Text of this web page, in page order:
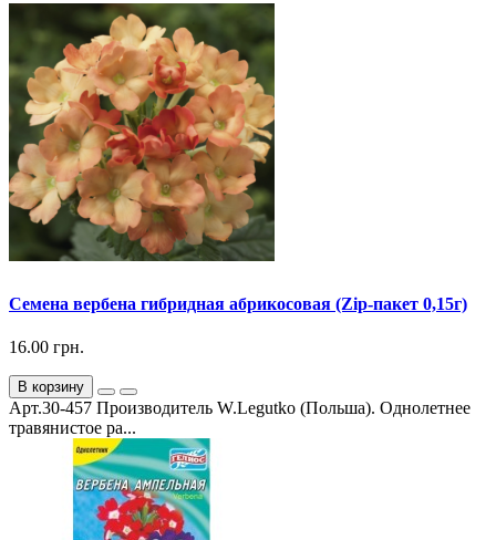
Семена вербена гибридная абрикосовая (Zip-пакет 0,15г)
16.00 грн.
В корзину
Арт.30-457 Производитель W.Legutko (Польша). Однолетнее
травянистое ра...